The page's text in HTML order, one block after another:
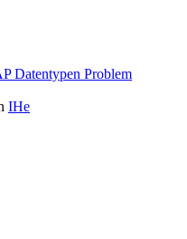
Datentypen Problem
IHe